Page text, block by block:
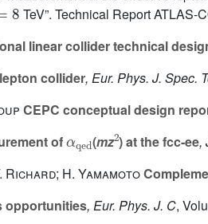
TeV”. Technical Report
linear collider technical
collider, Eur. Phys. J. Spec.
CEPC conceptual design
of (mz
2
) at the fcc-ee,
H. Yamamoto
opportunities, Eur. Phys. J. C,